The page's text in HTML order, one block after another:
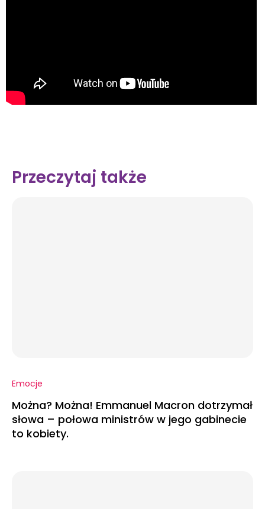
Przeczytaj także
Emocje
Można? Można! Emmanuel Macron dotrzymał
słowa – połowa ministrów w jego gabinecie
to kobiety.